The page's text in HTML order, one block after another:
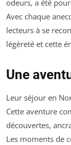
odeurs, a été
Avec chaque
lecteurs à se
légèreté et cette
Une
Leur séjour en
Cette aventure
découvertes,
Les moments de